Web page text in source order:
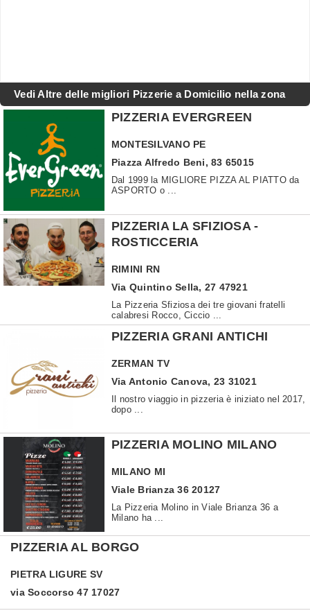
Vedi Altre delle migliori Pizzerie a Domicilio nella zona
PIZZERIA EVERGREEN
MONTESILVANO PE
Piazza Alfredo Beni, 83 65015
Dal 1999 la MIGLIORE PIZZA AL PIATTO da
ASPORTO o ...
PIZZERIA LA SFIZIOSA -
ROSTICCERIA
RIMINI RN
Via Quintino Sella, 27 47921
La Pizzeria Sfiziosa dei tre giovani fratelli
calabresi Rocco, Ciccio ...
PIZZERIA GRANI ANTICHI
ZERMAN TV
Via Antonio Canova, 23 31021
Il nostro viaggio in pizzeria è iniziato nel 2017,
dopo ...
PIZZERIA MOLINO MILANO
MILANO MI
Viale Brianza 36 20127
La Pizzeria Molino in Viale Brianza 36 a
Milano ha ...
PIZZERIA AL BORGO
PIETRA LIGURE SV
via Soccorso 47 17027